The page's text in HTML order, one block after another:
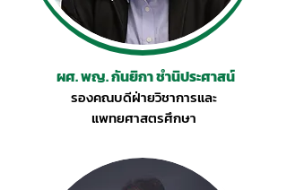
ผศ. พญ. กันยิกา ชำนิประศาสน์
รองคณบดีฝ่ายวิชาการและ
แพทยศาสตรศึกษา